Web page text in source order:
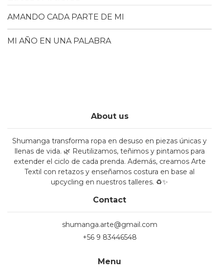
AMANDO CADA PARTE DE MI
MI AÑO EN UNA PALABRA
About us
Shumanga transforma ropa en desuso en piezas únicas y
llenas de vida. 🌿 Reutilizamos, teñimos y pintamos para
extender el ciclo de cada prenda. Además, creamos Arte
Textil con retazos y enseñamos costura en base al
upcycling en nuestros talleres. ♻️✨
Contact
shumanga.arte@gmail.com
+56 9 83446548
Menu